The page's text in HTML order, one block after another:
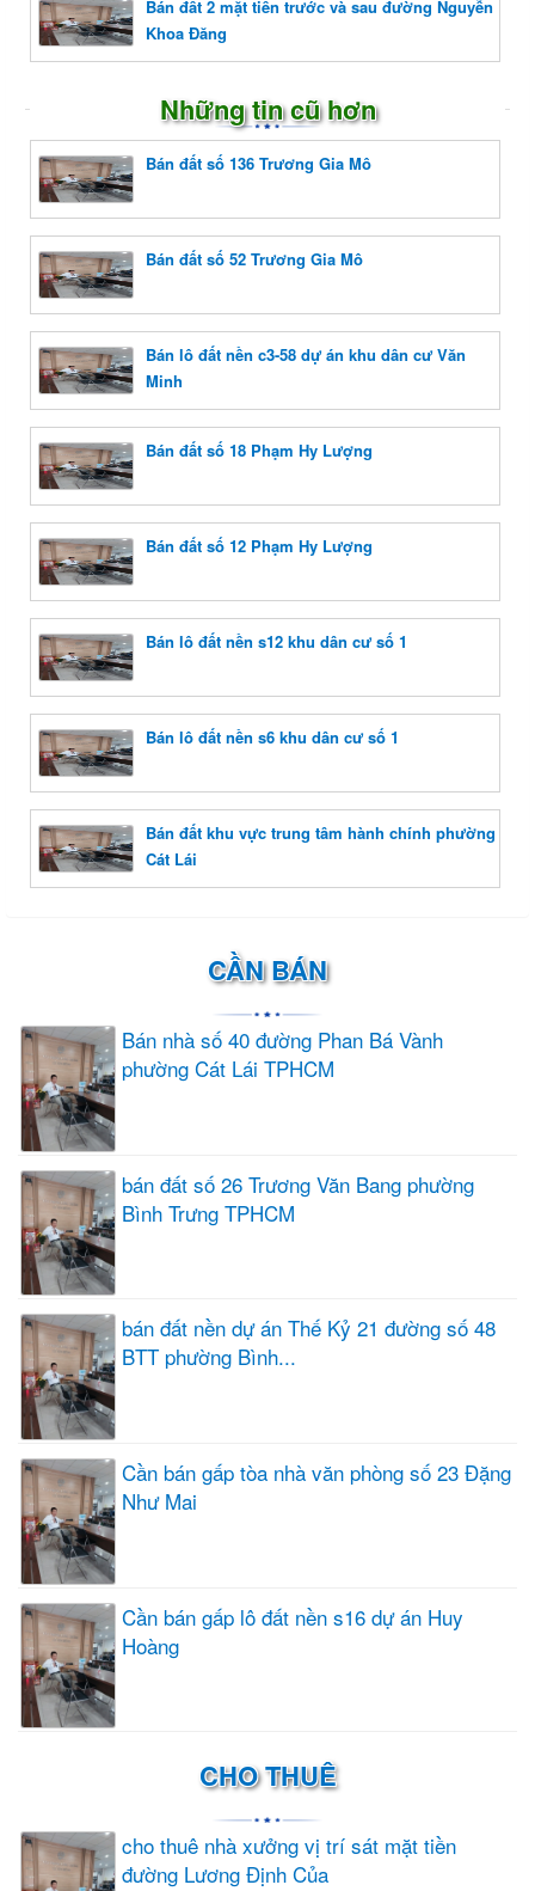
Bán đất 2 mặt tiền trước và sau đường Nguyễn
Khoa Đăng
Những tin cũ hơn
Bán đất số 136 Trương Gia Mô
Bán đất số 52 Trương Gia Mô
Bán lô đất nền c3-58 dự án khu dân cư Văn
Minh
Bán đất số 18 Phạm Hy Lượng
Bán đất số 12 Phạm Hy Lượng
Bán lô đất nền s12 khu dân cư số 1
Bán lô đất nền s6 khu dân cư số 1
Bán đất khu vực trung tâm hành chính phường
Cát Lái
CẦN BÁN
Bán nhà số 40 đường Phan Bá Vành
phường Cát Lái TPHCM
bán đất số 26 Trương Văn Bang phường
Bình Trưng TPHCM
bán đất nền dự án Thế Kỷ 21 đường số 48
BTT phường Bình...
Cần bán gấp tòa nhà văn phòng số 23 Đặng
Như Mai
Cần bán gấp lô đất nền s16 dự án Huy
Hoàng
CHO THUÊ
cho thuê nhà xưởng vị trí sát mặt tiền
đường Lương Định Của